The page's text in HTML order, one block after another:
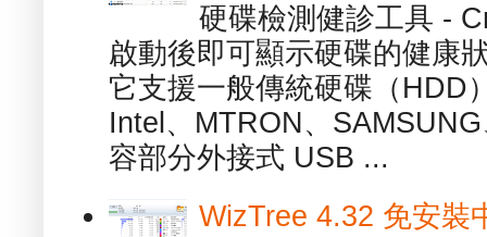
硬碟檢測健診工具 -
啟動後即可顯示硬碟的健康
它支援一般傳統硬碟（HDD
Intel、MTRON、
容部分外接式 USB ...
WizTree 4.32 免安裝